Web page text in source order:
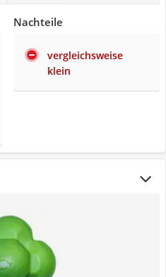
Nachteile
vergleichsweise
klein